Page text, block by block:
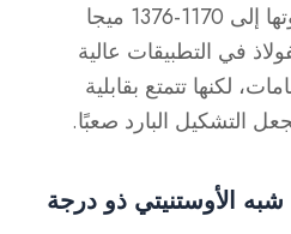
درجة مئوية إلى زيادة قوتها إلى 1170-1376 ميجا
في التطبيقات عالية
لكنها تتمتع بقابلية
التشكيل البارد صعبًا.
شبه الأوستنيتي ذو درجة